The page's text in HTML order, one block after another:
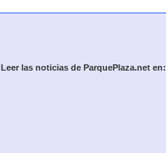
Leer las noticias de ParquePlaza.net en: